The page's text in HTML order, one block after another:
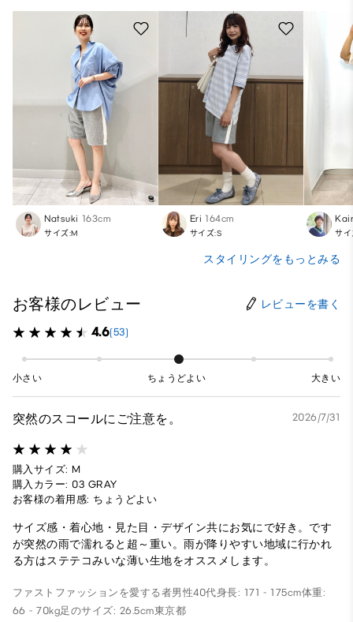
Natsuki 163cm
サイズ:M
Eri 164cm
サイズ:S サ
スタイリングをもっとみる
お客様のレビュー レビューを書く
4.6(53)
小さい ちょうどよい 大きい
突然のスコールにご注意を。 2026/7/31
購入サイズ: M
購入カラー: 03 GRAY
お客様の着用感: ちょうどよい
サイズ感・着心地・見た目・デザイン共にお気にで好き。です
が突然の雨で濡れると超～重い。雨が降りやすい地域に行かれ
る方はステテコみいな薄い生地をオススメします。
ファストファッションを愛する者男性40代身長: 171 - 175cm体重:
66 - 70kg足のサイズ: 26.5cm東京都